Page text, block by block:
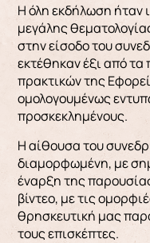
Η όλη εκδήλωση ήταν
μεγάλης
στην είσοδο του
εκτέθηκαν έξι από τα
πρακτικών της
ομολογουμένως
προσκεκλημένους.
Η αίθουσα του
διαμορφωμένη, με
έναρξη της
βίντεο, με τις
θρησκευτική μας
τους επισκέπτες.